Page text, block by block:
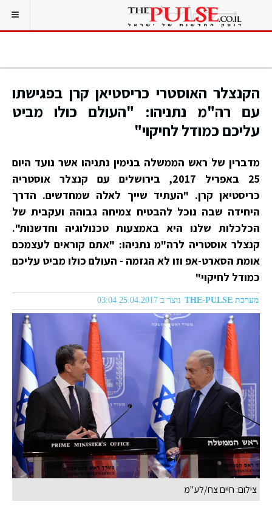
הקנצלר האוסטרי כריסטיאן קרן בפגישתו
עם רה"מ נתניהו: "העולם כולו מביט
עליכם כמודל לחיקוי"
מדברין של ראש הממשלה בנימין נתניהו אשר נועד היום
25 באפריל 2017, בירושלים עם קנצלר אוסטריה
כריסטיאן קרן. "העתיד שייך לאלה שמחדשים. הדרך
היחידה שבה נוכל להבטיח צמיחה גבוהה ועקבית של
הכלכלות שלנו היא באמצעות טכנולוגיה וחדשנות".
קנצלר אוסטריה לרה"מ נתניהו: "אתם קוראים לעצמכם
אומת הסארט-אפ וזו לא הגזמה - העולם כולו מביט עליכם
כמודל לחיקוי"
מערכת THE-PULSE נוצר ב 25.04.2017 03:04
צילום: חיים צח/לע"מ